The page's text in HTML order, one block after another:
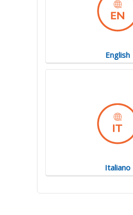
English
Italiano